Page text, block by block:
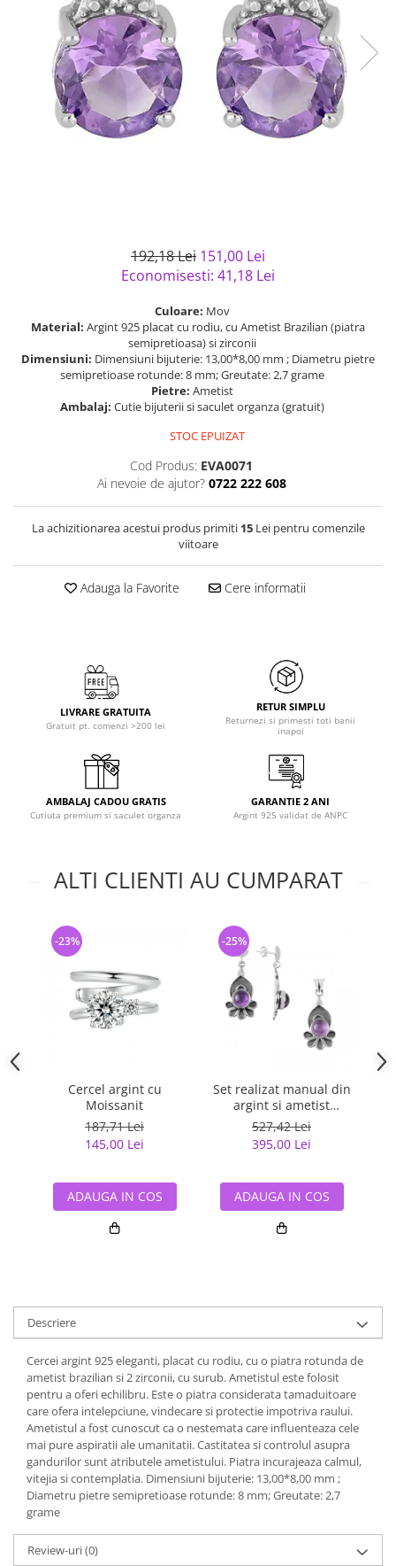
semipretioase
Bijuterii argint placat cu aur
Bijuterii argint cu diverse
materiale
Bijuterii argint cu murano
Bijuterii de Lux
Bijuterii gotice si rock
Bijuterii Handmade
Bijuterii fantezie
Casete si cutii de bijuterii
192,18 Lei 151,00 Lei
Economisesti: 41,18 Lei
Culoare: Mov
Material: Argint 925 placat cu rodiu, cu Ametist Brazilian (piatra
semipretioasa) si zirconii
Dimensiuni: Dimensiuni bijuterie: 13,00*8,00 mm ; Diametru pietre
semipretioase rotunde: 8 mm; Greutate: 2,7 grame
Pietre: Ametist
Ambalaj: Cutie bijuterii si saculet organza (gratuit)
STOC EPUIZAT
Cod Produs: EVA0071
Ai nevoie de ajutor? 0722 222 608
La achizitionarea acestui produs primiti 15Lei pentru comenzile
viitoare
Adauga la Favorite Cere informatii
LIVRARE GRATUITA
Gratuit pt. comenzi >200 lei
RETUR SIMPLU
Returnezi si primesti toti banii
inapoi
AMBALAJ CADOU GRATIS
Cutiuta premium si saculet organza
GARANTIE 2 ANI
Argint 925 validat de ANPC
ALTI CLIENTI AU CUMPARAT
Cercel argint cu
Moissanit
187,71 Lei
145,00 Lei
-23%
ADAUGA IN COS
Set realizat manual din
argint si ametist
(pandantiv si cercei)
527,42 Lei
395,00 Lei
-25%
ADAUGA IN COS
Descriere
Cercei argint 925 eleganti, placat cu rodiu, cu o piatra rotunda de
ametist brazilian si 2 zirconii, cu surub. Ametistul este folosit
pentru a oferi echilibru. Este o piatra considerata tamaduitoare
care ofera intelepciune, vindecare si protectie impotriva raului.
Ametistul a fost cunoscut ca o nestemata care influenteaza cele
mai pure aspiratii ale umanitatii. Castitatea si controlul asupra
gandurilor sunt atributele ametistului. Piatra incurajeaza calmul,
vitejia si contemplatia. Dimensiuni bijuterie: 13,00*8,00 mm ;
Diametru pietre semipretioase rotunde: 8 mm; Greutate: 2,7
grame
Review-uri(0)